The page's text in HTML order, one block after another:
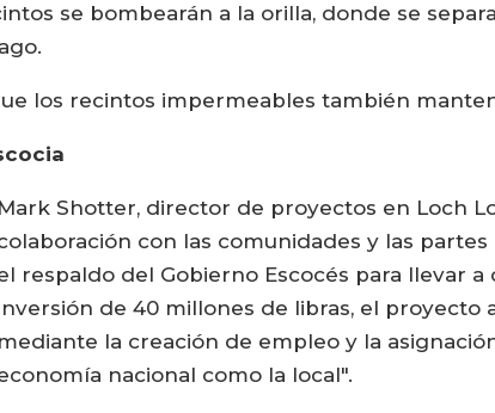
se bombearán a la orilla, donde se
los recintos impermeables también
Mark Shotter, director de proyectos en Loch
con las comunidades y las
respaldo del Gobierno Escocés para llevar
de 40 millones de libras, el
mediante la creación de empleo y la
nacional como la local".